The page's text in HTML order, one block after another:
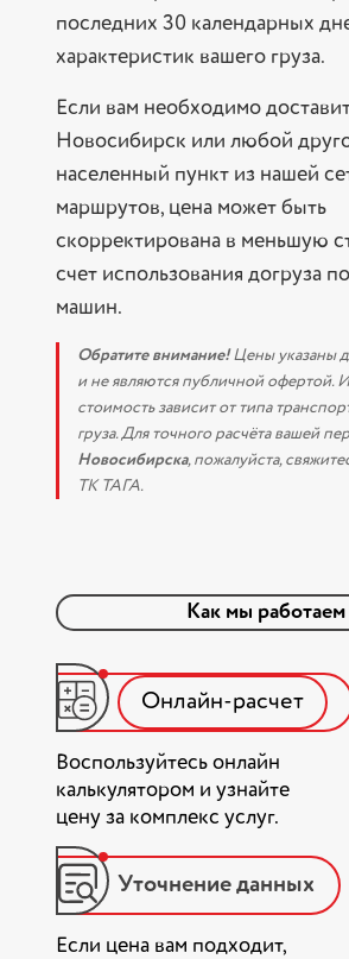
последних 30 календарных
характеристик вашего груза.
Если вам необходимо
Новосибирск или любой
населенный пункт из нашей
маршрутов, цена может быть
скорректирована в меньшую
счет использования догруза
машин.
Обратите внимание!Цены указаны
и не являются публичной офертой.
стоимость зависит от типа
груза. Для точного расчёта вашей
Новосибирска, пожалуйста,
ТК ТАГА.
Как мы работаем
Онлайн-расчет
Воспользуйтесь онлайн
калькулятором и узнайте
цену за комплекс услуг.
Уточнение данных
Если цена вам подходит,